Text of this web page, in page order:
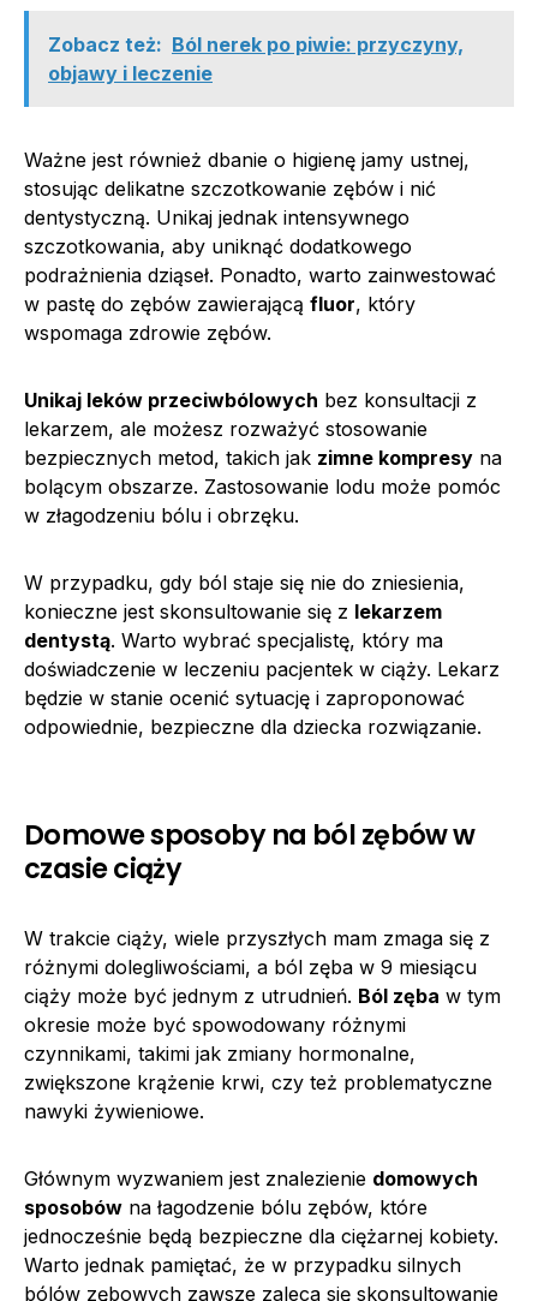
Zobacz też: Ból nerek po piwie: przyczyny,
objawy i leczenie
Ważne jest również dbanie o higienę jamy ustnej,
stosując delikatne szczotkowanie zębów i nić
dentystyczną. Unikaj jednak intensywnego
szczotkowania, aby uniknąć dodatkowego
podrażnienia dziąseł. Ponadto, warto zainwestować
w pastę do zębów zawierającą fluor, który
wspomaga zdrowie zębów.
Unikaj leków przeciwbólowych bez konsultacji z
lekarzem, ale możesz rozważyć stosowanie
bezpiecznych metod, takich jak zimne kompresy na
bolącym obszarze. Zastosowanie lodu może pomóc
w złagodzeniu bólu i obrzęku.
W przypadku, gdy ból staje się nie do zniesienia,
konieczne jest skonsultowanie się z lekarzem
dentystą. Warto wybrać specjalistę, który ma
doświadczenie w leczeniu pacjentek w ciąży. Lekarz
będzie w stanie ocenić sytuację i zaproponować
odpowiednie, bezpieczne dla dziecka rozwiązanie.
Domowe sposoby na ból zębów w
czasie ciąży
W trakcie ciąży, wiele przyszłych mam zmaga się z
różnymi dolegliwościami, a ból zęba w 9 miesiącu
ciąży może być jednym z utrudnień. Ból zęba w tym
okresie może być spowodowany różnymi
czynnikami, takimi jak zmiany hormonalne,
zwiększone krążenie krwi, czy też problematyczne
nawyki żywieniowe.
Głównym wyzwaniem jest znalezienie domowych
sposobów na łagodzenie bólu zębów, które
jednocześnie będą bezpieczne dla ciężarnej kobiety.
Warto jednak pamiętać, że w przypadku silnych
bólów zębowych zawsze zaleca się skonsultowanie